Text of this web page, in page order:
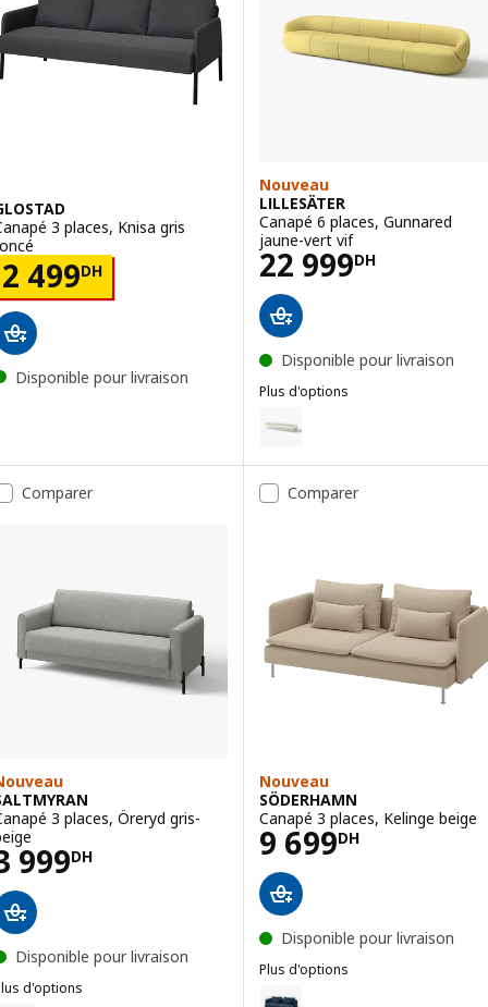
3 places, Knisa gris
2 499DH
2499DH
Disponible pour livraison
Nouveau
LILLESÄTER
Canapé 6 places, Gunnared
jaune-vert vif
22 999DH
Prix 22999DH
Disponible pour livraison
Plus d'options
Comparer
3 places, Öreryd gris-
999DH
3999DH
Disponible pour livraison
d'options
Comparer
Nouveau
SÖDERHAMN
Canapé 3 places, Kelinge beige
9 699DH
Prix 9699DH
Disponible pour livraison
Plus d'options
Option : SÖDERHAMN,